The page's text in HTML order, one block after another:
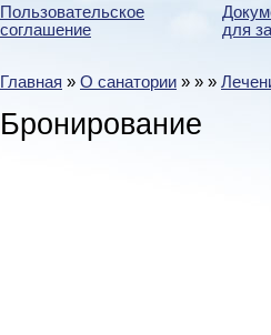
Пользовательское
соглашение
для
Главная » О санатории » » »
Бронирование